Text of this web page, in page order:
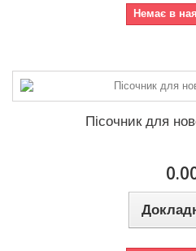
Немає в
Пісочник для